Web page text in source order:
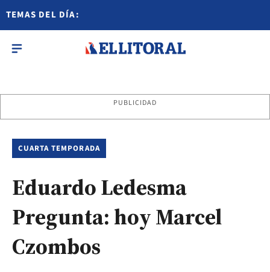
TEMAS DEL DÍA:
PUBLICIDAD
CUARTA TEMPORADA
Eduardo Ledesma
Pregunta: hoy Marcel
Czombos